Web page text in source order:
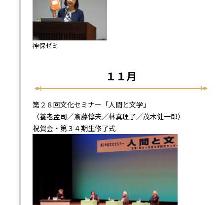
神保ゼミ
１１月
第２８回文化セミナー「人間と文学」
（養老孟司／斎藤惇夫／林真理子／茂木健一郎）
祝賀会・第３４期生修了式